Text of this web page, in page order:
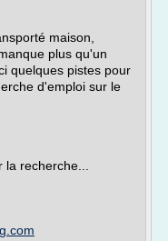
maison,
plus qu'un
quelques pistes pour
d'emploi sur le
recherche...